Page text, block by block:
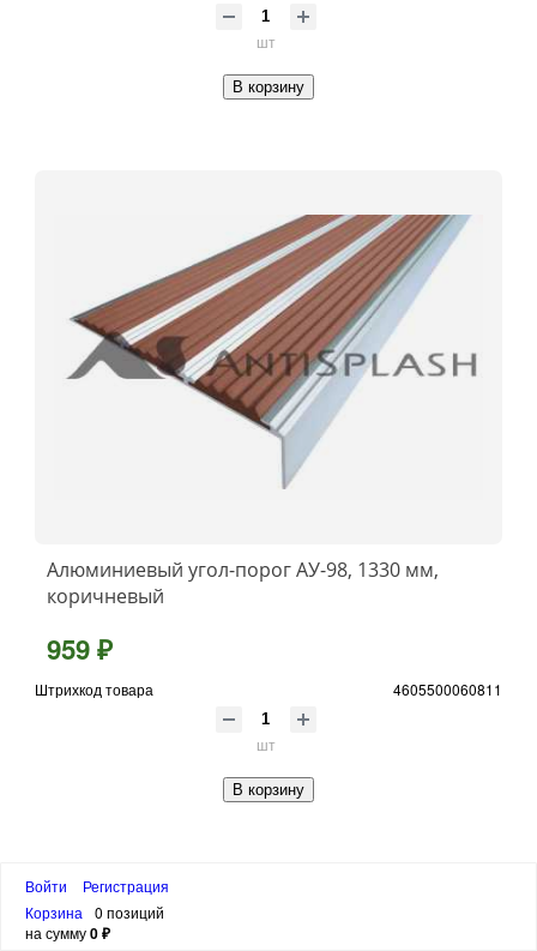
шт
В корзину
Алюминиевый угол-порог АУ-98, 1330 мм,
коричневый
959 ₽
Штрихкод товара 4605500060811
шт
В корзину
Войти
Регистрация
Корзина
0 позиций
на сумму0 ₽